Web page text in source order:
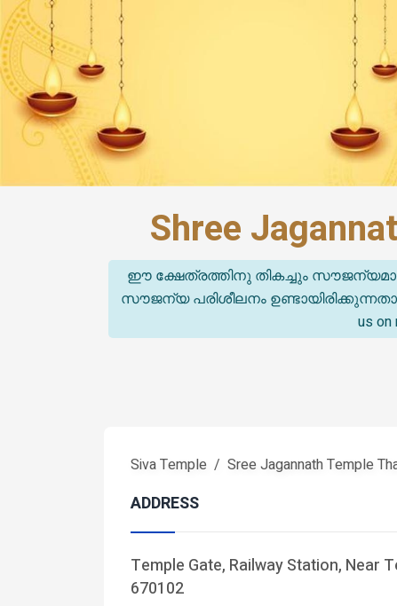
Shree
ഈ ക്ഷേത്രത്തിനു തികച്ചും
സൗജന്യ പരിശീലനം ഉണ്ടായിരിക്കുന്നതാണ്.
us on
Siva Temple Sree Jagannath Temple
ADDRESS
Temple Gate, Railway Station, Near
670102